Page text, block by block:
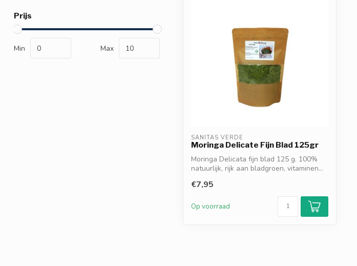
Prijs
Min Max
SANITAS VERDE
Moringa Delicate Fijn Blad 125gr
Moringa Delicata fijn blad 125 g. 100%
natuurlijk, rijk aan bladgroen, vitaminen...
€7,95
Op voorraad